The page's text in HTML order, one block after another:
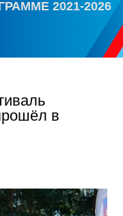
2021-2026
в